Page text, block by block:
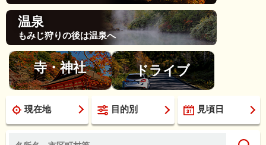
温泉
もみじ狩りの後は温泉へ
寺・神社 ドライブ
現在地 目的別 見頃日